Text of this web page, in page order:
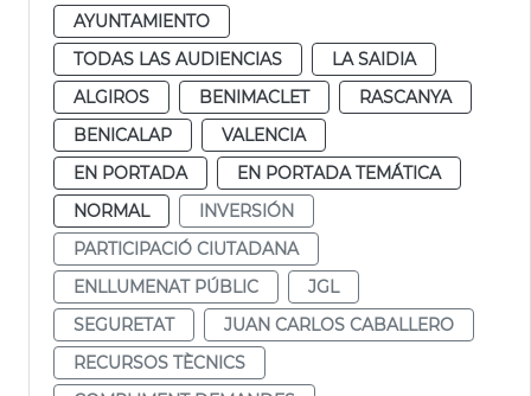
AYUNTAMIENTO
TODAS LAS AUDIENCIAS
LA SAIDIA
ALGIROS
BENIMACLET
RASCANYA
BENICALAP
VALENCIA
EN PORTADA
EN PORTADA TEMÁTICA
NORMAL
INVERSIÓN
PARTICIPACIÓ CIUTADANA
ENLLUMENAT PÚBLIC
JGL
SEGURETAT
JUAN CARLOS CABALLERO
RECURSOS TÈCNICS